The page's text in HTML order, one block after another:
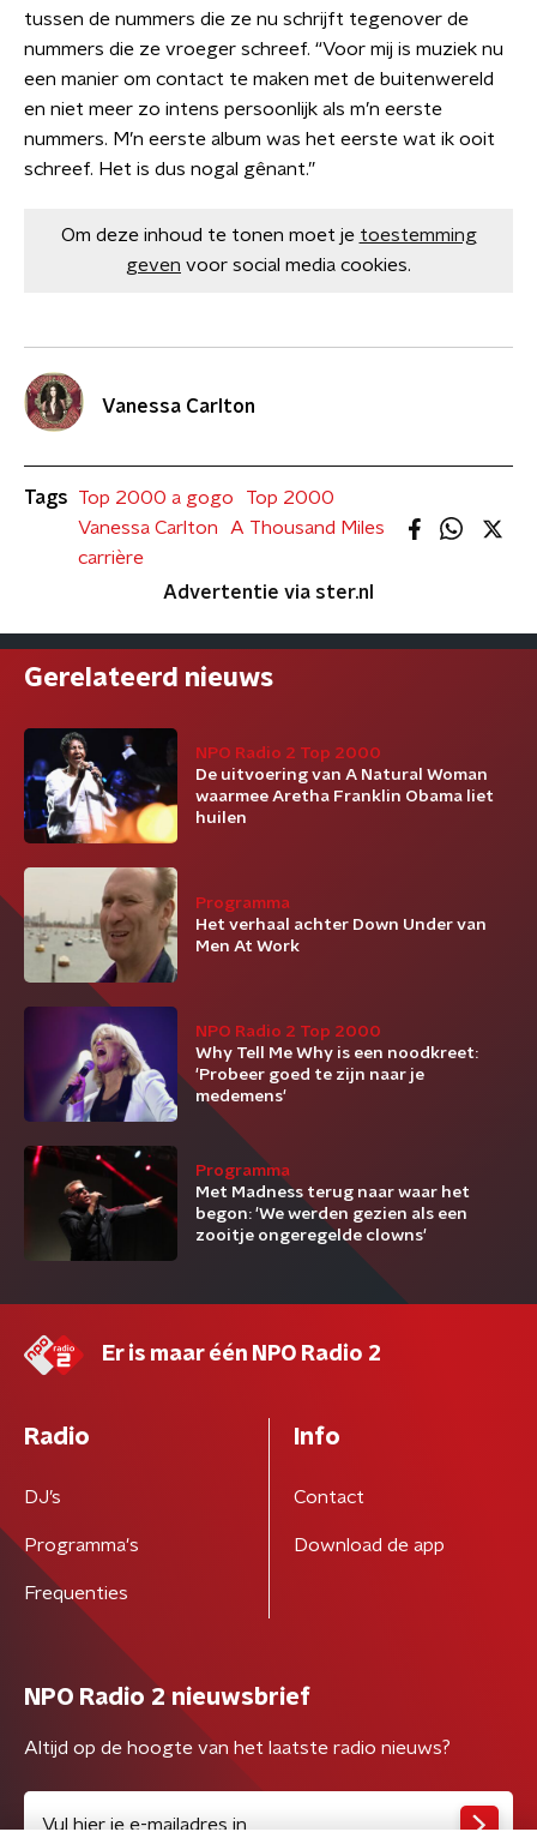
tussen de nummers die ze nu schrijft tegenover de
nummers die ze vroeger schreef. “Voor mij is muziek nu
een manier om contact te maken met de buitenwereld
en niet meer zo intens persoonlijk als m’n eerste
nummers. M’n eerste album was het eerste wat ik ooit
schreef. Het is dus nogal gênant.”
Om deze inhoud te tonen moet je toestemming
geven voor social media cookies.
Vanessa Carlton
Tags Top 2000 a gogo
Top 2000
Vanessa Carlton
A Thousand Miles
carrière
Advertentie via ster.nl
Gerelateerd nieuws
NPO Radio 2 Top 2000
De uitvoering van A Natural Woman
waarmee Aretha Franklin Obama liet
huilen
Programma
Het verhaal achter Down Under van
Men At Work
NPO Radio 2 Top 2000
Why Tell Me Why is een noodkreet:
'Probeer goed te zijn naar je
medemens'
Programma
Met Madness terug naar waar het
begon: 'We werden gezien als een
zooitje ongeregelde clowns'
Er is maar één NPO Radio 2
Radio
DJ’s
Programma's
Frequenties
Info
Contact
Download de app
NPO Radio 2 nieuwsbrief
Altijd op de hoogte van het laatste radio nieuws?